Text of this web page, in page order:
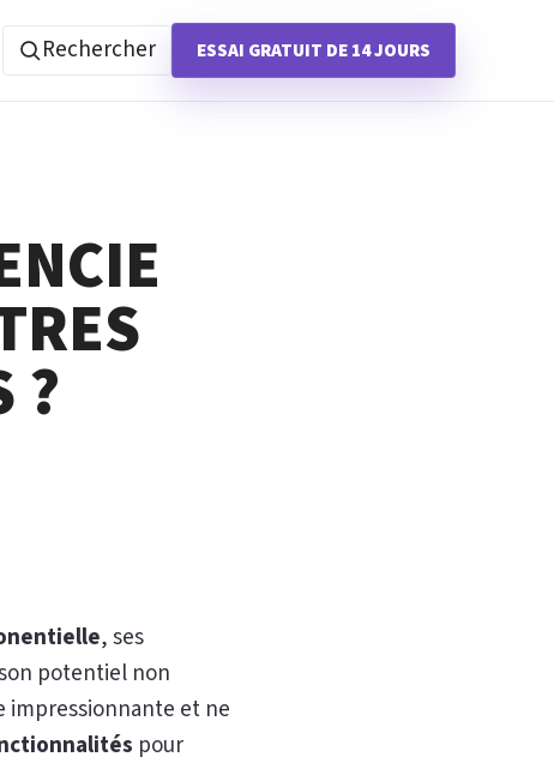
Rechercher ESSAI GRATUIT DE 14 JOURS
?
, ses
potentiel non
impressionnante et ne
pour